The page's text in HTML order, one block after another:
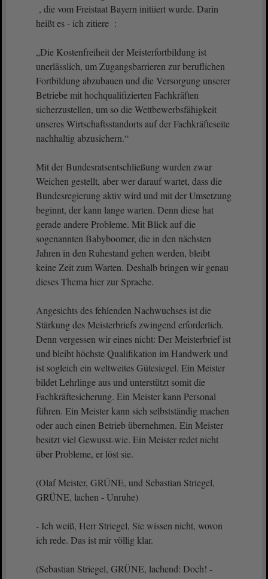
, die vom Freistaat Bayern initiiert wurde. Darin
heißt es - ich zitiere :
„Die Kostenfreiheit der Meisterfortbildung ist
unerlässlich, um Zugangsbarrieren zur beruflichen
Fortbildung abzubauen und die Versorgung unserer
Betriebe mit hochqualifizierten Fachkräften
sicherzustellen, um so die Wettbewerbsfähigkeit
unseres Wirtschaftsstandorts auf der Fachkräfteseite
nachhaltig abzusichern.“
Mit der Bundesratsentschließung wurden zwar
Weichen gestellt, aber wer darauf wartet, dass die
Bundesregierung aktiv wird und mit der Umsetzung
beginnt, der kann lange warten. Denn diese hat
gerade andere Probleme. Mit Blick auf die
sogenannten Babyboomer, die in den nächsten
Jahren in den Ruhestand gehen werden, bleibt
keine Zeit zum Warten. Deshalb bringen wir genau
dieses Thema hier zur Sprache.
Angesichts des fehlenden Nachwuchses ist die
Stärkung des Meisterbriefs zwingend erforderlich.
Denn vergessen wir eines nicht: Der Meisterbrief ist
und bleibt höchste Qualifikation im Handwerk und
ist sogleich ein weltweites Gütesiegel. Ein Meister
bildet Lehrlinge aus und unterstützt somit die
Fachkräftesicherung. Ein Meister kann Personal
führen. Ein Meister kann sich selbstständig machen
oder auch einen Betrieb übernehmen. Ein Meister
besitzt viel Gewusst-wie. Ein Meister redet nicht
über Probleme, er löst sie.
(Olaf Meister, GRÜNE, und Sebastian Striegel,
GRÜNE, lachen - Unruhe)
- Ich weiß, Herr Striegel, Sie wissen nicht, wovon
ich rede. Das ist mir völlig klar.
(Sebastian Striegel, GRÜNE, lachend: Doch! -